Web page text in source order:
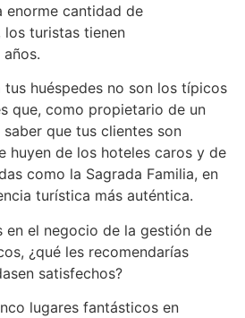
enorme cantidad de
los turistas tienen
tus huéspedes no son los típicos
que, como propietario de un
que tus clientes son
huyen de los hoteles caros y de
como la Sagrada Familia, en
turística más auténtica.
en el negocio de la gestión de
¿qué les recomendarías
satisfechos?
lugares fantásticos en